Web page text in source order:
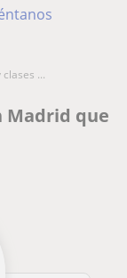
...
Madrid que